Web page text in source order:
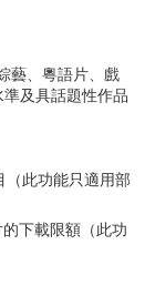
藝、粵語片、戲
及具話題性作品
此功能只適用部
下載限額（此功